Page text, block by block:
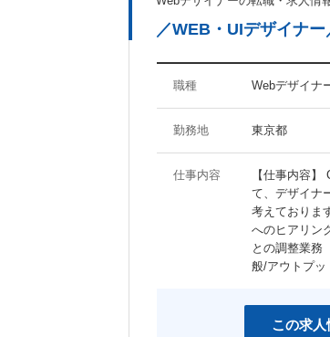
／WEB・UIデザイナー
職種 Webデザイナ
勤務地 東京都
仕事内容
【仕事内容
て、デザイナ
考えており
へのヒアリン
との調整業
般/アウトプ
この求